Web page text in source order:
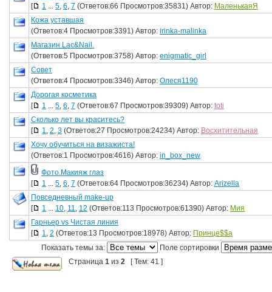
[
1 ... 5, 6, 7 (Ответов:66 Просмотров:35831) Автор: МаленькаяЯ
Кожа уставшая
(Ответов:4 Просмотров:3391) Автор: irinka-malinka
Магазин Lac&Nail.
(Ответов:5 Просмотров:3758) Автор: enigmatiс_girl
Совет
(Ответов:4 Просмотров:3346) Автор: Олеся1190
Дорогая косметика
[
1 ... 5, 6, 7 (Ответов:67 Просмотров:39309) Автор: toti
Сколько лет вы краситесь?
[
1, 2, 3 (Ответов:27 Просмотров:24234) Автор: Восхитительная
Хочу обучиться на визажиста!
(Ответов:1 Просмотров:4616) Автор: in_box_new
Фото.Макияж глаз
[
1 ... 5, 6, 7 (Ответов:64 Просмотров:36234) Автор: Arizella
Повседневный make-up
[
1 ... 10, 11, 12 (Ответов:113 Просмотров:61390) Автор: Мия
Гарньер vs Чистая линия
[
1, 2 (Ответов:13 Просмотров:18978) Автор: Принце$$а
Показать темы за:
Поле сортировки
Страница 1 из 2 [ Тем: 41 ]